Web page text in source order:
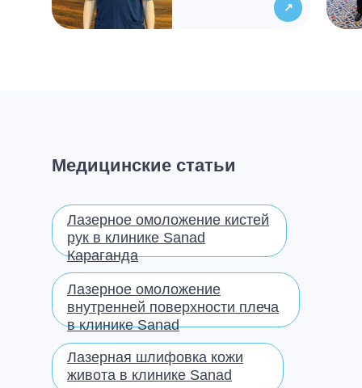
↗
Медицинские статьи
Лазерное омоложение кистей
рук в клинике Sanad
Караганда
Лазерное омоложение
внутренней поверхности плеча
в клинике Sanad
Лазерная шлифовка кожи
живота в клинике Sanad